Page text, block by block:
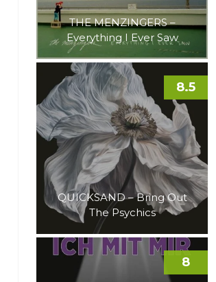
THE MENZINGERS –
Everything I Ever Saw
QUICKSAND – Bring Out
The Psychics
8.5
8